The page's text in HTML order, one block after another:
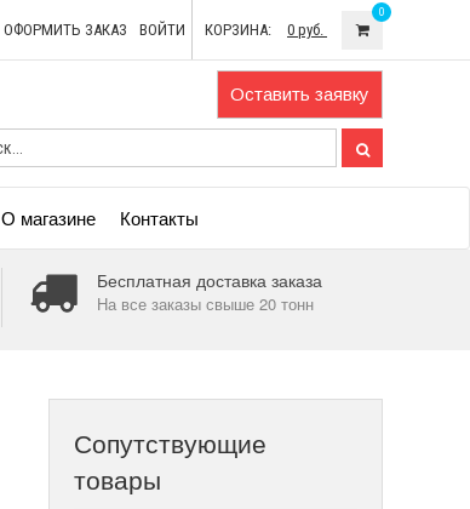
ОФОРМИТЬ ЗАКАЗ ВОЙТИ КОРЗИНА: 0 руб.
0
Оставить заявку
О магазине Контакты
Бесплатная доставка заказа
На все заказы свыше 20 тонн
Сопутствующие
товары